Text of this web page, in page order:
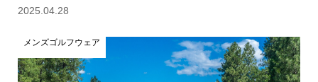
2025.04.28
メンズゴルフウェア